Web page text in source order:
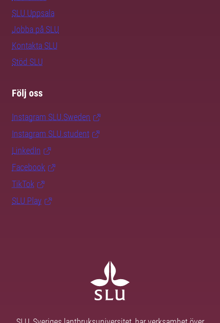
SLU Uppsala
Jobba på SLU
Kontakta SLU
Stöd SLU
Följ oss
Instagram SLU.Sweden
Instagram SLU.student
LinkedIn
Facebook
TikTok
SLU Play